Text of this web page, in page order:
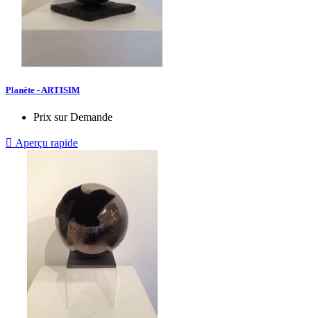
Planète - ARTISIM
Prix sur Demande
 Aperçu rapide